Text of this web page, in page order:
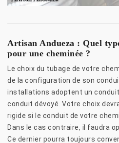
Artisan Andueza : Quel
pour une cheminée ?
Le choix du tubage de votre
de la configuration de son
installations adoptent un
conduit dévoyé. Votre choix
rigide si le conduit de votre
Dans le cas contraire, il faudra
Ce dernier pourra toujours